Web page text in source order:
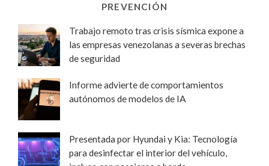
PREVENCIÓN
Trabajo remoto tras crisis sísmica expone a
las empresas venezolanas a severas brechas
de seguridad
Informe advierte de comportamientos
autónomos de modelos de IA
Presentada por Hyundai y Kia: Tecnología
para desinfectar el interior del vehículo,